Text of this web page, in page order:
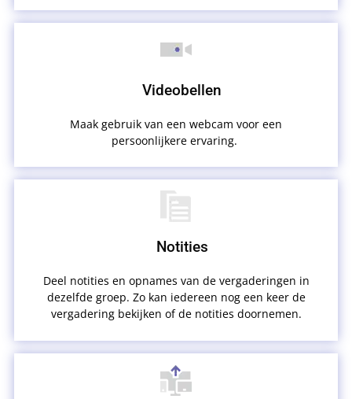
Videobellen
Maak gebruik van een webcam voor een
persoonlijkere ervaring.
Notities
Deel notities en opnames van de vergaderingen in
dezelfde groep. Zo kan iedereen nog een keer de
vergadering bekijken of de notities doornemen.